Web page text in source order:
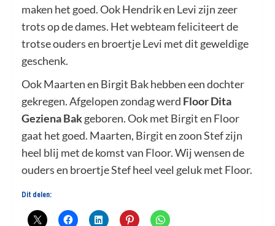
maken het goed. Ook Hendrik en Levi zijn zeer
trots op de dames. Het webteam feliciteert de
trotse ouders en broertje Levi met dit geweldige
geschenk.
Ook Maarten en Birgit Bak hebben een dochter
gekregen. Afgelopen zondag werd Floor Dita
Geziena Bakgeboren. Ook met Birgit en Floor
gaat het goed. Maarten, Birgit en zoon Stef zijn
heel blij met de komst van Floor. Wij wensen de
ouders en broertje Stef heel veel geluk met Floor.
Dit delen: